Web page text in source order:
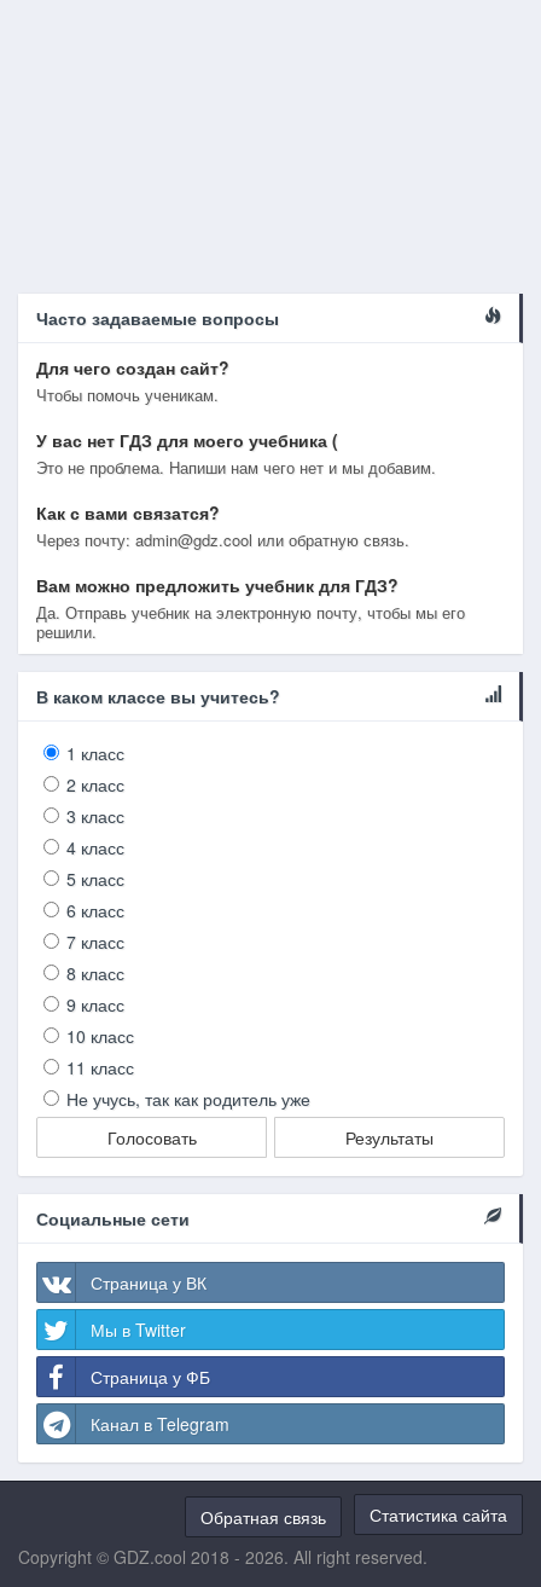
Часто задаваемые вопросы
Для чего создан сайт?
Чтобы помочь ученикам.
У вас нет ГДЗ для моего учебника (
Это не проблема. Напиши нам чего нет и мы добавим.
Как с вами связатся?
Через почту: admin@gdz.cool или обратную связь.
Вам можно предложить учебник для ГДЗ?
Да. Отправь учебник на электронную почту, чтобы мы его
решили.
В каком классе вы учитесь?
1 класс
2 класс
3 класс
4 класс
5 класс
6 класс
7 класс
8 класс
9 класс
10 класс
11 класс
Не учусь, так как родитель уже
Голосовать
Результаты
Социальные сети
Страница у ВК
Мы в Twitter
Страница у ФБ
Канал в Telegram
Статистика сайта
Обратная связь
Copyright © GDZ.cool 2018 - 2026. All right reserved.